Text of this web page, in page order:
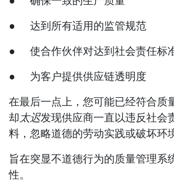
● 达到所有适用的监管规范
● 使合作伙伴对达到社会责任标
● 为客户提供供应链透明度
在最后一点上，您可能已经符合质
却 太迟发现供应商一直以违反社会
料，忽略道德的劳动实践或破坏环
旨在突显不道德行为的质量管理系
性。